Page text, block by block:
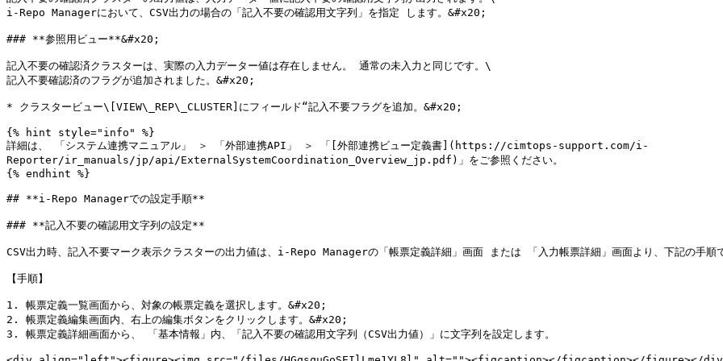
i-Repo Managerにおいて、CSV出力の場合の「記入不要の確認用文字列」を指定 します。&#x20;
### **参照用ビュー**&#x20;
記入不要の確認済クラスターは、実際の入力データー値は存在しません。 通常の未入力と同じです。\
記入不要確認済のフラグが追加されました。&#x20;
* クラスタービュー\[VIEW\_REP\_CLUSTER]にフィールド“記入不要フラグを追加。&#x20;
{% hint style="info" %}
詳細は、 「システム連携マニュアル」 ＞ 「外部連携API」 ＞ 「[外部連携ビュー定義書](https://cimtops-support.com/i-
Reporter/ir_manuals/jp/api/ExternalSystemCoordination_Overview_jp.pdf)」をご参照ください。
{% endhint %}
## **i-Repo Managerでの設定手順**
### **記入不要の確認用文字列の設定**
CSV出力時、記入不要マーク表示クラスターの出力値は、i-Repo Managerの「帳票定義詳細」画面 または 「入力帳票詳細」画面より、下記の手順
【手順】
1. 帳票定義一覧画面から、対象の帳票定義を選択します。&#x20;
2. 帳票定義編集画面内、右上の編集ボタンをクリックします。&#x20;
3. 帳票定義詳細画面から、 「基本情報」内、「記入不要の確認用文字列（CSV出力値）」に文字列を設定します。